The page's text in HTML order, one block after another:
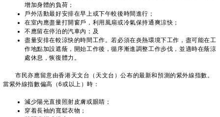
增加身體的負荷；
戶外活動最好安排在早上或下午較後時間進行；
在室內應盡量打開窗戶，利用風扇或冷氣保持通爽涼快；
不應留在停泊的汽車內；及
盡量安排在較涼快的時間工作。若必須在炎熱環境下工作，盡可能在工
作地點加設遮蔭，開始工作後，循序漸進調整工作步伐，並適時在蔭涼
處休息，恢復體力。
​市民亦應留意由香港天文台（天文台）公布的最新和預測的紫外線指數。
當紫外線指數偏高（6或以上）時：
減少陽光直接照射皮膚或眼睛；
穿着長袖的寬鬆衣物；